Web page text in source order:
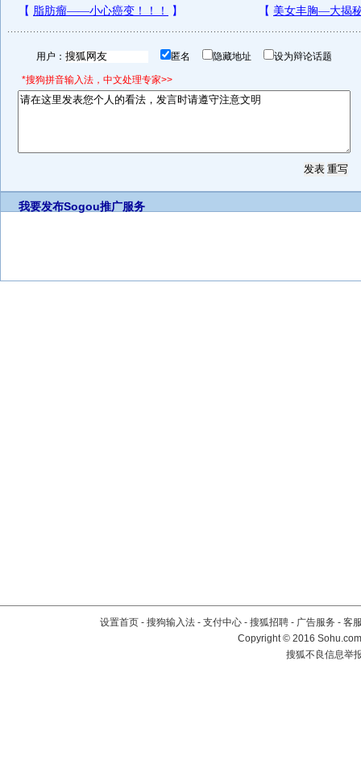
用户： 匿名 隐藏地址 设为辩论话题
*搜狗拼音输入法，中文处理专家>>
我要发布Sogou推广服务
设置首页 - 搜狗输入法 - 支付中心 - 搜狐招聘 - 广告服务 - 客
Copyright©2016
搜狐不良信息举